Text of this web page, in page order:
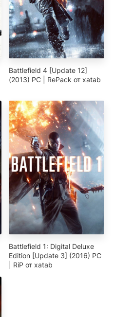
Battlefield 4 [Update 12]
(2013) PC | RePack от xatab
Battlefield 1: Digital Deluxe
Edition [Update 3] (2016) PC
| RiP от xatab